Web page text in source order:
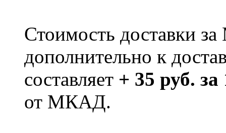
Стоимость доставки
дополнительно к
составляет + 35 руб.
от МКАД.